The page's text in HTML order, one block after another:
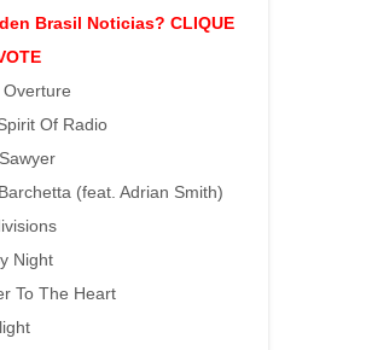
Brasil Noticias? CLIQUE
Of Radio
(feat. Adrian Smith)
Night
To The Heart